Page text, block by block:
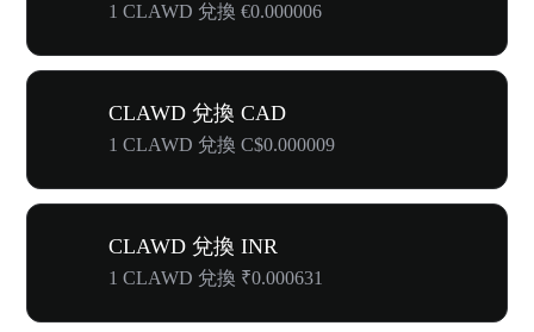
1 CLAWD 兌換 €0.000006
CLAWD 兌換 CAD
1 CLAWD 兌換 C$0.000009
CLAWD 兌換 INR
1 CLAWD 兌換 ₹0.000631